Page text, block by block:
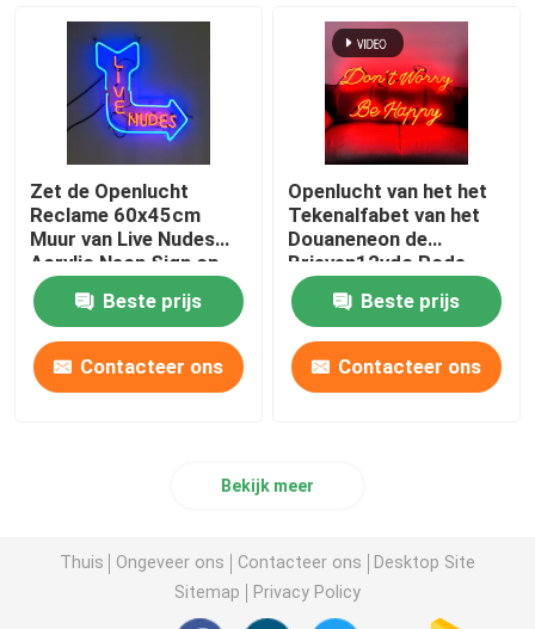
Zet de Openlucht
Reclame 60x45cm
Muur van Live Nudes
Acrylic Neon Sign op
Beste prijs
Contacteer ons
Openlucht van het het
Tekenalfabet van het
Douaneneon de
Brieven12vdc Rode
Verlichting
Beste prijs
Contacteer ons
Bekijk meer
Thuis Ongeveer ons Contacteer ons
Desktop Site
Sitemap
Privacy Policy